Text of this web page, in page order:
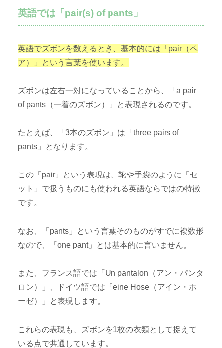
英語では「pair(s) of pants」
英語でズボンを数えるとき、基本的には「pair（ペ
ア）」という言葉を使います。
ズボンは左右一対になっていることから、「a pair
of pants（一着のズボン）」と表現されるのです。
たとえば、「3本のズボン」は「three pairs of
pants」となります。
この「pair」という表現は、靴や手袋のように「セ
ット」で扱うものにも使われる英語ならではの特徴
です。
なお、「pants」という言葉そのものがすでに複数形
なので、「one pant」とは基本的に言いません。
また、フランス語では「Un pantalon（アン・パンタ
ロン）」、ドイツ語では「eine Hose（アイン・ホ
ーゼ）」と表現します。
これらの表現も、ズボンを1枚の衣類として捉えて
いる点で共通しています。